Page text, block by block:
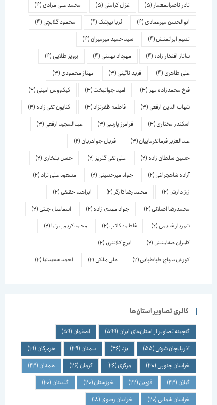
نادر ناصرالمعمار(5) غزال کرامتی(5) محمد علی مرادی(4)
ابوالحسن میرعمادی(4) ثریا بیرشک(4) محمود گلابچی(4)
نسیم ایرانمنش(4) سید حمید میرمیران(4)
ساناز افتخار زاده(4) مهرداد بهمنی(4) پرویز طلایی(4)
علی طاهری(4) فرید نائینی(3) مهناز محمودی(3)
فرخ محمدزاده مهر (3) امید جوانبخت(3) کیکاووس امینی(3)
شهاب الدین ارفعی(3) فاطمه ظفرنژاد(3) کتایون تقی زاده(3)
اسكندر مختاری(3) فرامرز پارسی(3) عبدالمجید ارفعی(3)
عبدالعزیز فرمانفرماییان(3) فریال جواهریان(2)
حسین سلطان زاده(2) علی نقی گلریز(2) حسن بلخاری(2)
آزاده شاهچراغی(2) جواد میرحسینی(2) مسعود علی نژاد (2)
ژرژ دارش(2) محمدرضا کارگر(2) ابراهیم حقیقی(2)
محمدرضا اصلانی(2) جواد مهدی زاده(2) اسماعیل جنتی(2)
شهریار قدیمی(2) فاطمه کاتب(2) محمدکریم پیرنیا(2)
کامران صفامنش(2) ایرج کلانتری(2)
کورش دیباج طباطبایی(2) علی ملکی(2) احمد سعیدنیا(2)
گالری تصاویر استان‌ها
گنجینه تصاویر از استان‌های ایران(599) اصفهان(59)
آذربایجان شرقی(55)
(46) سمنان(39) هرمزگان(31)
خراسان جنوبی(30) مرکزی(26) کرمان(26) همدان(23)
گیلان(23) قزوین(22) خوزستان(20) گلستان(20)
خراسان شمالی(20) خراسان رضوی(18)